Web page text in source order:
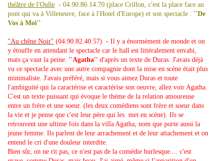
théâtre de l'Oulle - 04.90.86.14.70 (place Crillon, c'est la place face au
pont qui va à Villeneuve, face à l'Hotel d'Europe) et son spectacle : ''De
Vos à Moi''
''Au chêne Noir'' (04.90.82.40.57) - Il y a énormément de monde et on
y étouffe en attendant le spectacle car le hall est littéralement envahi,
mais ça vaut la peine. ''Agatha'' d'après un texte de Duras. J'avais déjà
vu ce spectacle avec une autre compagnie dont la mise en scène était plus
minimaliste. J'avais préféré, mais si vous aimez Duras et toute
l'ambiguité qui la caractérise et caractérise son oeuvre, allez voir Agatha.
C'est un texte puissant qui évoque le théme de la relation amoureuse
entre un frère et une soeur. (les deux comédiens sont frère et soeur dans
la vie et je pense que c'est leur père qui les met en scène). Ils se
retrouvent une ultime fois dans la villa Agatha, nom que porte aussi la
jeune femme. Ils parlent de leur arrachement et de leur attachement et on
entend le cri d'une douleur interdite.
Bien sûr, on ne rit pas, ce n'est pas de la comédie burlesque.... c'est